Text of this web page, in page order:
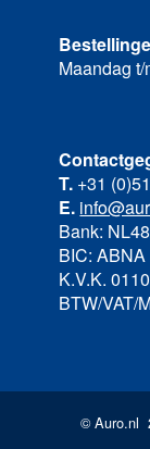
Maandag
T. +31
E.
Bank:
BIC:
K.V.K.
BTW/VAT/
© Auro.nl